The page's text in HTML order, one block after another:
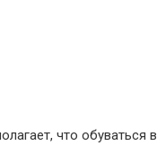
что обуваться